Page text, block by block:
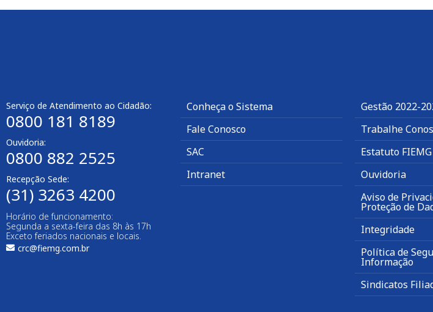
Serviço de Atendimento ao Cidadão:
0800 181 8189
Ouvidoria:
0800 882 2525​
Recepção Sede:
(31) 3263 4200
Horário de funcionamento:
Segunda a sexta-feira das 8h às 17h
Exceto feriados nacionais e locais.
crc@fiemg.com.br
Conheça o Sistema
Fale Conosco
SAC
Intranet
Gestão 2022-
Trabalhe
Estatuto FIEMG
Ouvidoria
Aviso de
Proteção de
Integridade
Política de
Informação
Sindicatos